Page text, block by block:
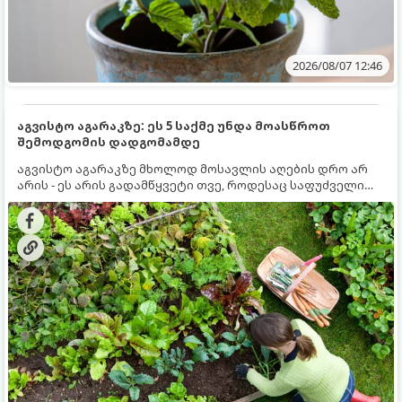
2026/08/07 12:46
აგვისტო აგარაკზე: ეს 5 საქმე უნდა მოასწროთ
შემოდგომის დადგომამდე
აგვისტო აგარაკზე მხოლოდ მოსავლის აღების დრო არ
არის - ეს არის გადამწყვეტი თვე, როდესაც საფუძველი
ეყრება მომავალი წლის მოსავალს და ბაღი მზადდება
შემოდგომა-ზამთრის სეზონისთვის. იმისათვის, რომ
ნიადაგმა ენერგია აღიდგინოს, ხოლო მცენარეებმა
ზამთარს გაუძლონ, აგვისტოს ბოლომდე 5
მნიშვნელოვანი საქმის გაკეთება უნდა მოასწროთ: